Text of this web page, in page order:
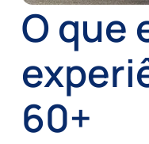
O que
60+